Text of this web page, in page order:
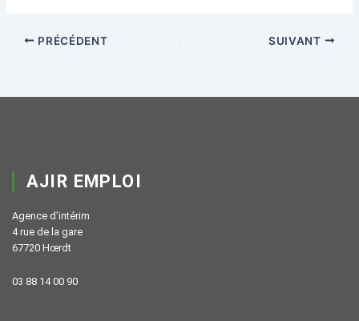
PRÉCÉDENT SUIVANT
AJIR EMPLOI
Agence d’intérim
4 rue de la gare
67720 Hœrdt
03 88 14 00 90